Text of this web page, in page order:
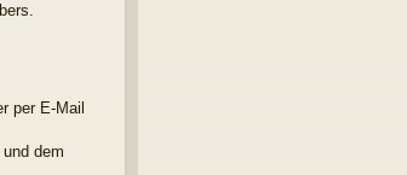
per E-Mail
dem